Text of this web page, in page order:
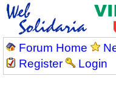
Forum Home
Register
Login